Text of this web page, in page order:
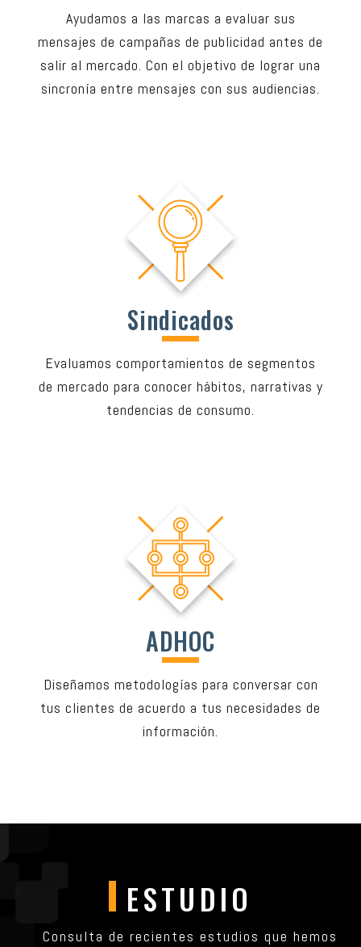
Ayudamos a las marcas a evaluar sus
mensajes de campañas de publicidad antes de
salir al mercado. Con el objetivo de lograr una
sincronía entre mensajes con sus audiencias.
Sindicados
Evaluamos comportamientos de segmentos
de mercado para conocer hábitos, narrativas y
tendencias de consumo.
ADHOC
Diseñamos metodologías para conversar con
tus clientes de acuerdo a tus necesidades de
información.
ESTUDIO
Consulta de recientes estudios que hemos